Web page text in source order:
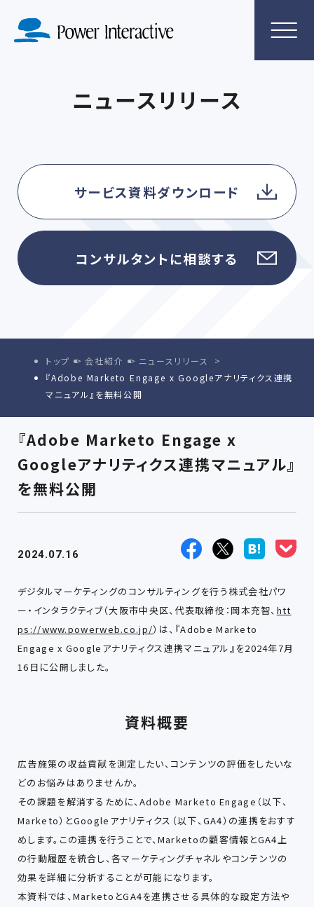
ニュースリリース
サービス資料ダウンロード
コンサルタントに相談する
トップ 会社紹介
ニュースリリース
『Adobe Marketo Engage x Googleアナリティクス連携
マニュアル』を無料公開
『Adobe Marketo Engage x
Googleアナリティクス連携マニュアル』
を無料公開
2024.07.16
デジタルマーケティングのコンサルティングを行う株式会社パワ
ー・インタラクティブ（大阪市中央区、代表取締役：岡本充智、 htt
ps://www.powerweb.co.jp/）は、『Adobe Marketo
Engage x Googleアナリティクス連携マニュアル』を2024年7月
16日に公開しました。
資料概要
広告施策の収益貢献を測定したい、コンテンツの評価をしたいな
どのお悩みはありませんか。
その課題を解消するために、Adobe Marketo Engage（以下、
Marketo）とGoogleアナリティクス（以下、GA4）の連携をおすす
めします。この連携を行うことで、Marketoの顧客情報とGA4上
の行動履歴を統合し、各マーケティングチャネルやコンテンツの
効果を詳細に分析することが可能になります。
本資料では、MarketoとGA4を連携させる具体的な設定方法や